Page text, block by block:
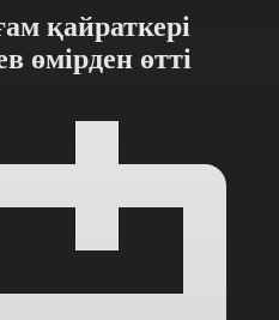
қайраткері
өмірден өтті